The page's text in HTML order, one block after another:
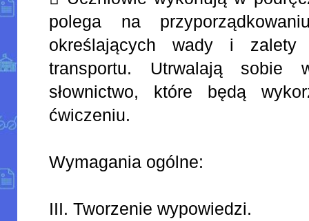
polega na
określających wady i zalety
transportu. Utrwalają
słownictwo, które będą
ćwiczeniu.
Wymagania ogólne:
III. Tworzenie wypowiedzi.